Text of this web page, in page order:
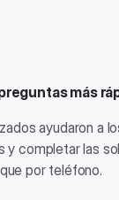
más
ayudaron a
y completar las
por teléfono.